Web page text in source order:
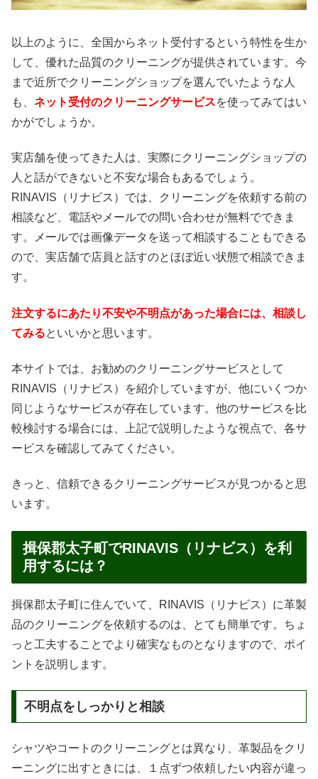
以上のように、全国からネット受付するという特性を生か
して、優れた品質のクリーニングが提供されています。今
まで近所でクリーニングショップを選んでいたような人
も、 ネット受付のクリーニングサービスを使ってみてはい
かがでしょうか。
実店舗を使ってきた人は、実際にクリーニングショップの
人と話ができないと不安な場合もあるでしょう。
RINAVIS（リナビス）では、クリーニングを依頼する前の
相談など、電話やメールでの問い合わせが無料でできま
す。メールでは画像データを送って相談することもできる
ので、実店舗で店員と話すのとほぼ近い状態で相談できま
す。
注文するにあたり不安や不明点があった場合には、相談し
てみるといいかと思います。
本サイトでは、お勧めのクリーニングサービスとして
RINAVIS（リナビス）を紹介していますが、他にいくつか
同じようなサービスが存在しています。他のサービスを比
較検討する場合には、上記で説明したような視点で、各サ
ービスを確認してみてください。
きっと、信頼できるクリーニングサービスが見つかると思
います。
揖保郡太子町でRINAVIS（リナビス）を利
用するには？
揖保郡太子町に住んでいて、RINAVIS（リナビス）に革製
品のクリーニングを依頼するのは、とても簡単です。ちょ
っと工夫することでより確実なものとなりますので、ポイ
ントを説明します。
不明点をしっかりと相談
シャツやコートのクリーニングとは異なり、革製品をクリ
ーニングに出すときには、１点ずつ依頼したい内容が違っ